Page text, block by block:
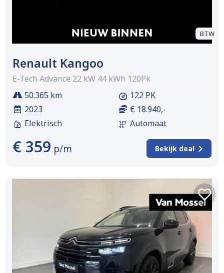
BTW
Renault Kangoo
E-Tech Advance 22 kW 44 kWh 120Pk
50.365 km
2023
Elektrisch
122 PK
€ 18.940,-
Automaat
€ 359 p/m Bekijk deal